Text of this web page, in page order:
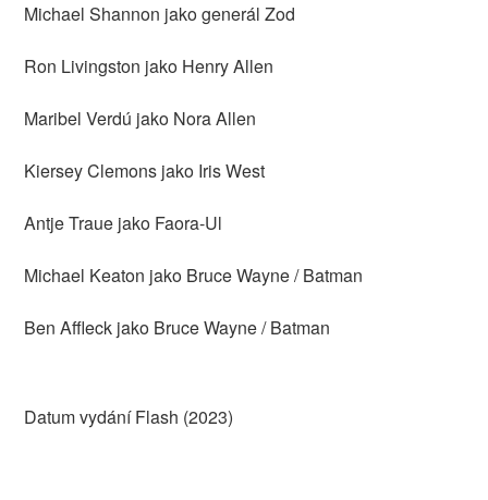
Michael Shannon jako generál Zod
Ron Livingston jako Henry Allen
Maribel Verdú jako Nora Allen
Kiersey Clemons jako Iris West
Antje Traue jako Faora-Ul
Michael Keaton jako Bruce Wayne / Batman
Ben Affleck jako Bruce Wayne / Batman
Datum vydání Flash (2023)